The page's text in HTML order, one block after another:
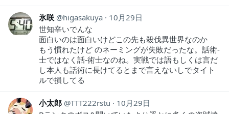
氷咲 higasakuya
10月29日
世知辛いでんな
面白いのは面白いけどこの先も殺伐異世界なのか
もう慣れたけど のネーミングが失敗だったな。話術-
士ではなく話-術士なのね。実戦では語もしくは言だ
し本人も話術に長けてるとまで言えないしでタイト
ルで損してる
小太郎 TTT222rstu
10月29日